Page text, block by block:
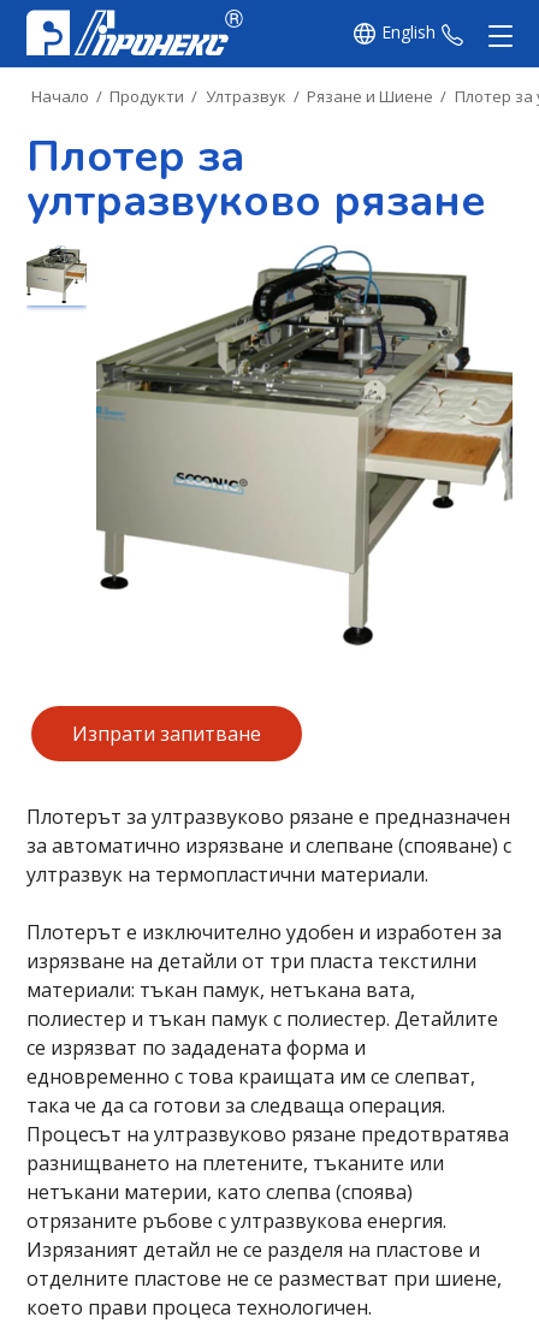
English +359
Начало / Продукти / Ултразвук / Рязане и Шиене / Плотер за
Плотер за
ултразвуково рязане
Изпрати запитване
Плотерът за ултразвуково рязане е предназначен
за автоматично изрязване и слепване (спояване) с
ултразвук на термопластични материали.
Плотерът е изключително удобен и изработен за
изрязване на детайли от три пласта текстилни
материали: тъкан памук, нетъкана вата,
полиестер и тъкан памук с полиестер. Детайлите
се изрязват по зададената форма и
едновременно с това краищата им се слепват,
така че да са готови за следваща операция.
Процесът на ултразвуково рязане предотвратява
разнищването на плетените, тъканите или
нетъкани материи, като слепва (споява)
отрязаните ръбове с ултразвукова енергия.
Изрязаният детайл не се разделя на пластове и
отделните пластове не се разместват при шиене,
което прави процеса технологичен.